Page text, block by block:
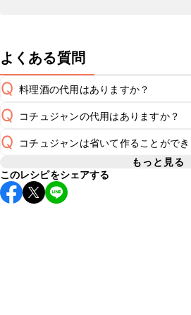
よくある質問
Q 料理酒の代用はありますか？
A
Q コチュジャンの代用はありますか？
A
Q コチュジャンは省いて作ることができ
A
使用量が少ない場合は省いてもお作り
ンの味付けとして使用している場合は
能性があるため、
もっと見る
このレシピをシェアする